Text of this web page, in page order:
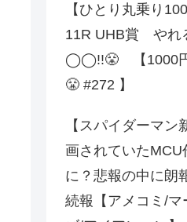
【ひとり丸乗り
11R UHB賞 やれ
◯◯!!😤 【1000円
😤 #272 】
【スパイダーマ
画されていた
に？悲報の中に朗
続報【アメコミ/